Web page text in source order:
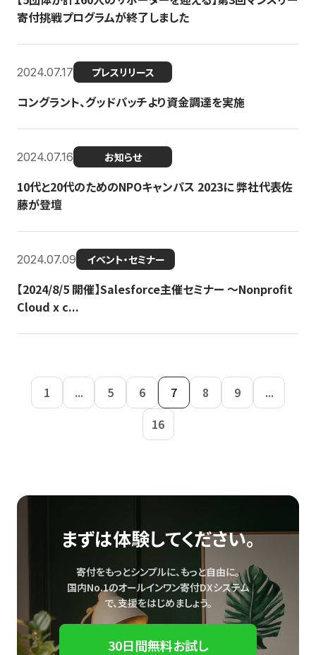
寄付挑戦プログラムが終了しました
2024.07.17 プレスリリース
コングラント、グッドパッチより資金調達を実施
2024.07.16 お知らせ
10代と20代のためのNPOキャンパス 2023に 弊社代表佐
藤が登壇
2024.07.09 イベント・セミナー
【2024/8/5 開催】Salesforce主催セミナー 〜Nonprofit
Cloud x c...
1 ... 5 6 7 8 9
...
16
まずは体験してください。
寄付をもっとシンプルに、もっと自由に。
国内No.1のオールインワン寄付DXシステム
で、支援をはじめましょう。
30日間無料お試し